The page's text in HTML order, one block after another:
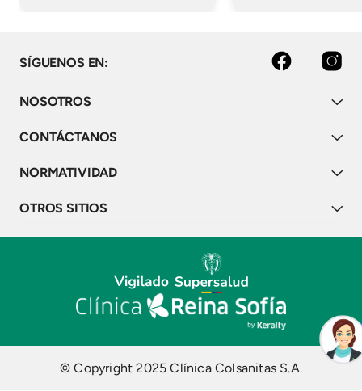
SÍGUENOS EN: facebook instagram
NOSOTROS
CONTÁCTANOS
NORMATIVIDAD
OTROS SITIOS
© Copyright 2025 Clínica Colsanitas S.A.